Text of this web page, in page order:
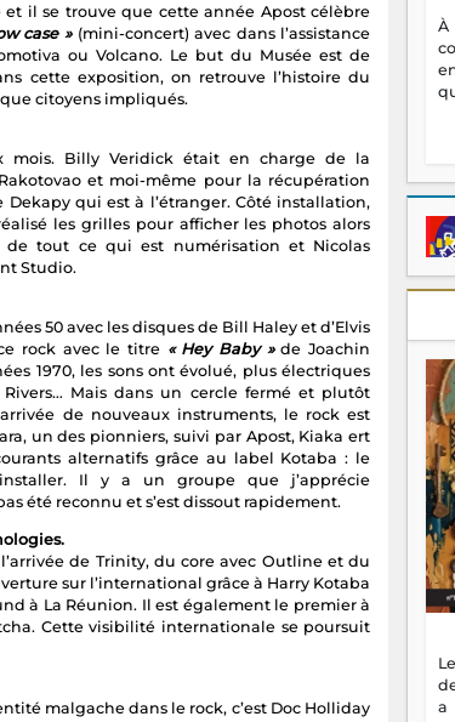
il se trouve que cette année Apost célèbre
case »(mini-concert) avec dans l’assistance
ou Volcano. Le but du Musée est de
cette exposition, on retrouve l’histoire du
citoyens impliqués.
mois. Billy Veridick était en charge de la
et moi-même pour la récupération
qui est à l’étranger. Côté installation,
les grilles pour afficher les photos alors
de tout ce qui est numérisation et Nicolas
Studio.
50 avec les disques de Bill Haley et d’Elvis
rock avec le titre « Hey Baby »de Joachin
1970, les sons ont évolué, plus électriques
Mais dans un cercle fermé et plutôt
de nouveaux instruments, le rock est
un des pionniers, suivi par Apost, Kiaka ert
alternatifs grâce au label Kotaba : le
Il y a un groupe que j’apprécie
été reconnu et s’est dissout rapidement.
de Trinity, du core avec Outline et du
sur l’international grâce à Harry Kotaba
à La Réunion. Il est également le premier à
Cette visibilité internationale se poursuit
malgache dans le rock, c’est Doc Holliday
a